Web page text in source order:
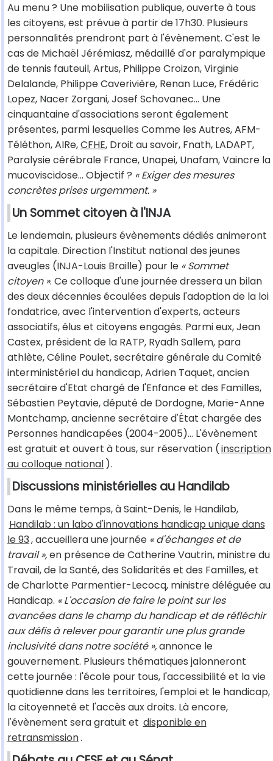
Au menu ? Une mobilisation publique, ouverte à tous
les citoyens, est prévue à partir de 17h30. Plusieurs
personnalités prendront part à l'évènement. C'est le
cas de Michaël Jérémiasz, médaillé d'or paralympique
de tennis fauteuil, Artus, Philippe Croizon, Virginie
Delalande, Philippe Caverivière, Renan Luce, Frédéric
Lopez, Nacer Zorgani, Josef Schovanec... Une
cinquantaine d'associations seront également
présentes, parmi lesquelles Comme les Autres, AFM-
Téléthon, AIRe,CFHE, Droit au savoir, Fnath, LADAPT,
Paralysie cérébrale France, Unapei, Unafam, Vaincre la
mucoviscidose… Objectif ? « Exiger des mesures
concrètes prises urgemment. »
Un Sommet citoyen à l'INJA
Le lendemain, plusieurs évènements dédiés animeront
la capitale. Direction l'Institut national des jeunes
aveugles (INJA-Louis Braille) pour le « Sommet
citoyen ». Ce colloque d'une journée dressera un bilan
des deux décennies écoulées depuis l'adoption de la loi
fondatrice, avec l'intervention d'experts, acteurs
associatifs, élus et citoyens engagés. Parmi eux, Jean
Castex, président de la RATP, Ryadh Sallem, para
athlète, Céline Poulet, secrétaire générale du Comité
interministériel du handicap, Adrien Taquet, ancien
secrétaire d'Etat chargé de l'Enfance et des Familles,
Sébastien Peytavie, député de Dordogne, Marie-Anne
Montchamp, ancienne secrétaire d'État chargée des
Personnes handicapées (2004-2005)… L'évènement
est gratuit et ouvert à tous, sur réservation (inscription
au colloque national ).
Discussions ministérielles au Handilab
Dans le même temps, à Saint-Denis, le Handilab,
Handilab : un labo d'innovations handicap unique dans
le 93, accueillera une journée« d'échanges et de
travail »,en présence de Catherine Vautrin, ministre du
Travail, de la Santé, des Solidarités et des Familles, et
de Charlotte Parmentier-Lecocq, ministre déléguée au
Handicap. « L'occasion de faire le point sur les
avancées dans le champ du handicap et de réfléchir
aux défis à relever pour garantir une plus grande
inclusivité dans notre société »,annonce le
gouvernement. Plusieurs thématiques jalonneront
cette journée : l'école pour tous, l'accessibilité et la vie
quotidienne dans les territoires, l'emploi et le handicap,
la citoyenneté et l'accès aux droits. Là encore,
l'évènement sera gratuit et disponible en
retransmission.